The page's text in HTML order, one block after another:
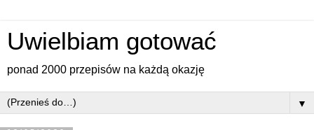
Uwielbiam gotować
ponad 2000 przepisów na każdą okazję
▼